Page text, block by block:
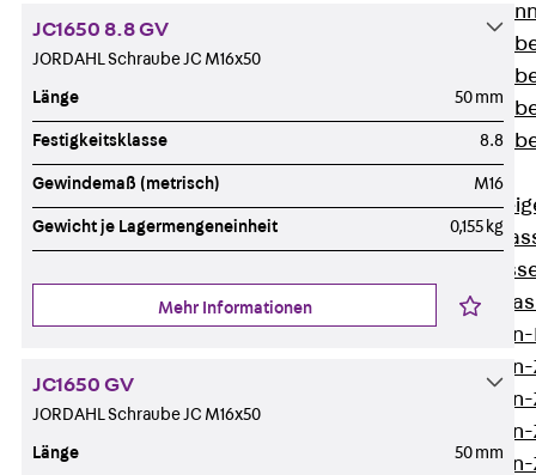
WLR
Steigetrassen
Zurück
STU
ST
LGG
JC1650 8.8 GV
JORDAHL Schraube JC M16x50
Länge 50 mm
Festigkeitsklasse 8.8
Gewindemaß (metrisch) M16
Gewicht je Lagermengeneinheit 0,155 kg
Mehr Informationen
JC1650 GV
JORDAHL Schraube JC M16x50
Länge 50 mm